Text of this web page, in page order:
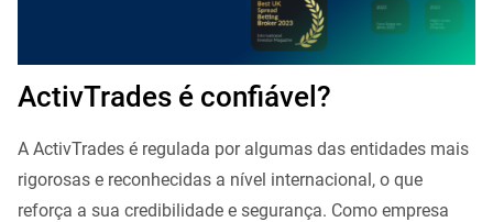
ActivTrades é confiável?
A ActivTrades é regulada por algumas das entidades mais
rigorosas e reconhecidas a nível internacional, o que
reforça a sua credibilidade e segurança. Como empresa